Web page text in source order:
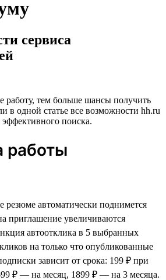
сервиса
работу, тем больше шансы получить
в одной статье все возможности hh.ru
поиска.
работы
резюме автоматически поднимется
приглашение увеличиваются
автоотклика в 5 выбранных
на только что опубликованные
зависит от срока: 199 ₽ при
₽ — на месяц, 1899 ₽ — на 3 месяца.